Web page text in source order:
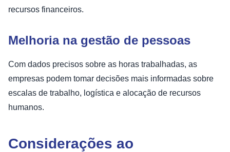
recursos financeiros.
Melhoria na gestão de pessoas
Com dados precisos sobre as horas trabalhadas, as
empresas podem tomar decisões mais informadas sobre
escalas de trabalho, logística e alocação de recursos
humanos.
Considerações ao